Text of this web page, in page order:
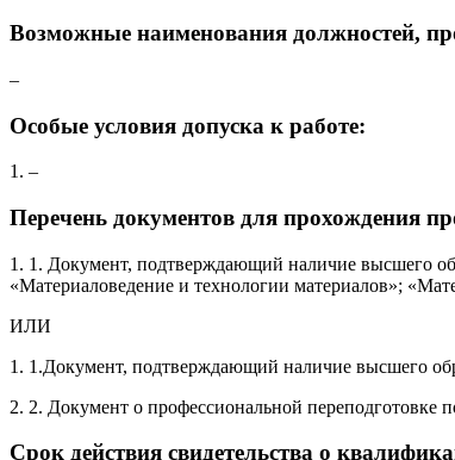
Возможные наименования должностей,
–
Особые условия допуска к работе:
1. –
Перечень документов для прохождения
1. 1. Документ, подтверждающий наличие высшего
«Материаловедение и технологии материалов»;
ИЛИ
1. 1.Документ, подтверждающий наличие высшего
2. 2. Документ о профессиональной
Срок действия свидетельства о